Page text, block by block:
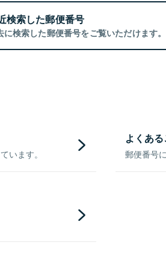
検索した郵便番号
に検索した郵便番号をご覧いただけます。
います。
よくあ
郵便番号